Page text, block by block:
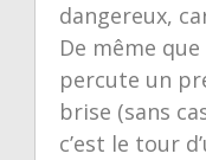
dangereux,
De même
percute un
brise (sans
c’est le tour